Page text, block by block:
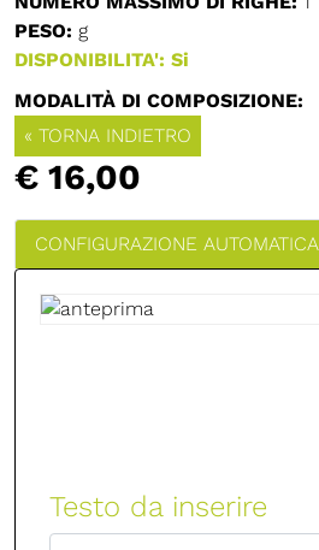
PESO: g
DISPONIBILITA': Si
MODALITÀ DI COMPOSIZIONE:
« TORNA INDIETRO
€ 16,00
CONFIGURAZIONE AUTOMATICA
Testo da inserire